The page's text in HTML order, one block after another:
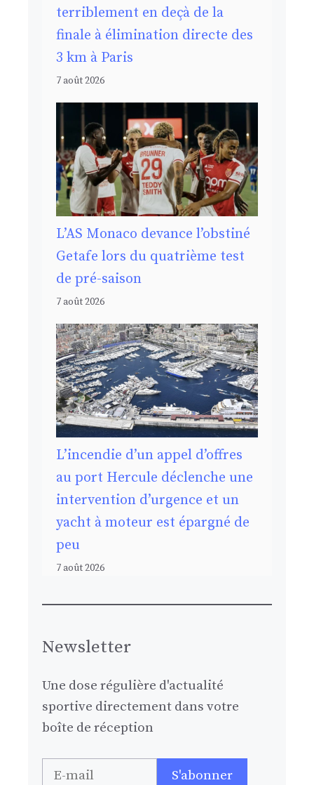
terriblement en deçà de la
finale à élimination directe des
3 km à Paris
7 août 2026
L’AS Monaco devance l’obstiné
Getafe lors du quatrième test
de pré-saison
7 août 2026
L’incendie d’un appel d’offres
au port Hercule déclenche une
intervention d’urgence et un
yacht à moteur est épargné de
peu
7 août 2026
Newsletter
Une dose régulière d'actualité
sportive directement dans votre
boîte de réception